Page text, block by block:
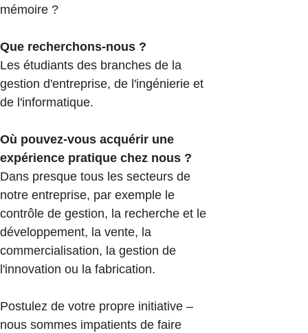
mémoire ?
Que recherchons-nous ?
Les étudiants des branches de la
gestion d'entreprise, de l'ingénierie et
de l'informatique.
Où pouvez-vous acquérir une
expérience pratique chez nous ?
Dans presque tous les secteurs de
notre entreprise, par exemple le
contrôle de gestion, la recherche et le
développement, la vente, la
commercialisation, la gestion de
l'innovation ou la fabrication.
Postulez de votre propre initiative –
nous sommes impatients de faire